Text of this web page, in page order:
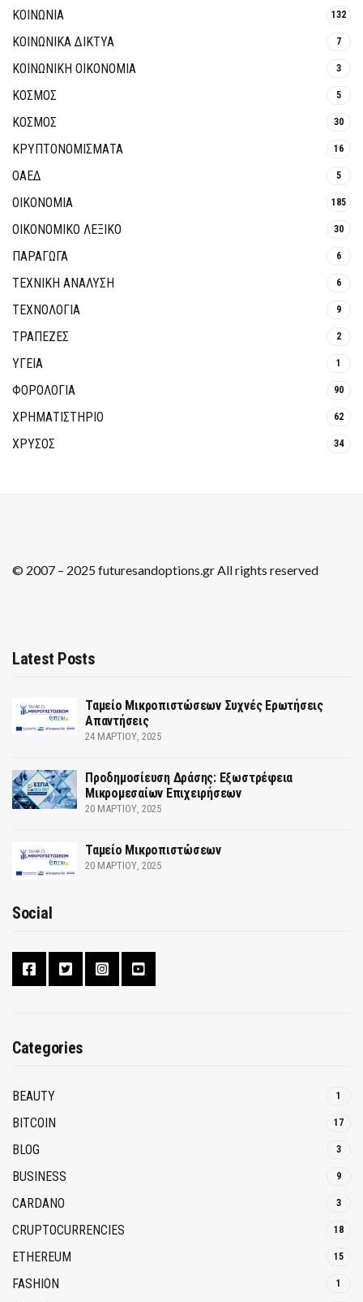
ΚΟΙΝΩΝΙΑ 132
ΚΟΙΝΩΝΙΚΆ ΔΊΚΤΥΑ 7
ΚΟΙΝΩΝΙΚΉ ΟΙΚΟΝΟΜΊΑ 3
ΚΟΣΜΟΣ 5
ΚΟΣΜΟΣ 30
ΚΡΥΠΤΟΝΟΜΊΣΜΑΤΑ 16
ΟΑΕΔ 5
ΟΙΚΟΝΟΜΙΑ 185
ΟΙΚΟΝΟΜΙΚΟ ΛΕΞΙΚΟ 30
ΠΑΡΑΓΩΓΑ 6
ΤΕΧΝΙΚΗ ΑΝΑΛΥΣΗ 6
ΤΕΧΝΟΛΟΓΙΑ 9
ΤΡΆΠΕΖΕΣ 2
ΥΓΕΙΑ 1
ΦΟΡΟΛΟΓΙΑ 90
ΧΡΗΜΑΤΙΣΤΗΡΙΟ 62
ΧΡΥΣΟΣ 34
© 2007 – 2025 futuresandoptions.gr All rights reserved
Latest Posts
Ταμείο Μικροπιστώσεων Συχνές Ερωτήσεις
Απαντήσεις
24 ΜΑΡΤΊΟΥ, 2025
Προδημοσίευση Δράσης: Εξωστρέφεια
Μικρομεσαίων Επιχειρήσεων
20 ΜΑΡΤΊΟΥ, 2025
Ταμείο Μικροπιστώσεων
20 ΜΑΡΤΊΟΥ, 2025
Social
Categories
BEAUTY 1
BITCOIN 17
BLOG 3
BUSINESS 9
CARDANO 3
CRUPTOCURRENCIES 18
ETHEREUM 15
FASHION 1